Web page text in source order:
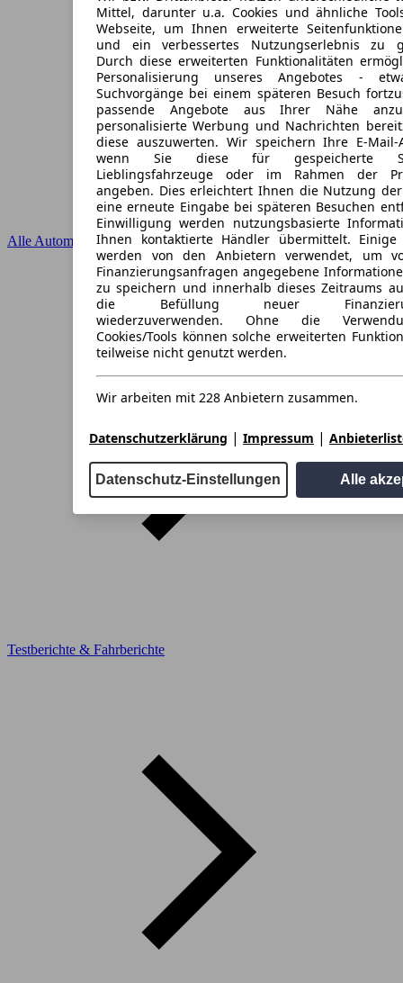
Mittel, darunter u.a. Cookies und ähnliche
Webseite, um Ihnen erweiterte
und ein verbessertes Nutzungserlebnis zu
Durch diese erweiterten Funktionalitäten
Personalisierung unseres Angebotes -
Suchvorgänge bei einem späteren Besuch
passende Angebote aus Ihrer Nähe
personalisierte Werbung und Nachrichten
diese auszuwerten. Wir speichern Ihre E-Mail-
wenn Sie diese für gespeicherte
Lieblingsfahrzeuge oder im Rahmen der
angeben. Dies erleichtert Ihnen die Nutzung
eine erneute Eingabe bei späteren Besuchen
Einwilligung werden nutzungsbasierte
Ihnen kontaktierte Händler übermittelt. Einige
werden von den Anbietern verwendet, um
Finanzierungsanfragen angegebene
zu speichern und innerhalb dieses Zeitraums
die Befüllung neuer
wiederzuverwenden. Ohne die
Cookies/Tools können solche erweiterten
teilweise nicht genutzt werden.
Wir arbeiten mit 228 Anbietern zusammen.
Datenschutzerklärung | Impressum |
Datenschutz-Einstellungen Alle
Alle Automarken
Testberichte & Fahrberichte